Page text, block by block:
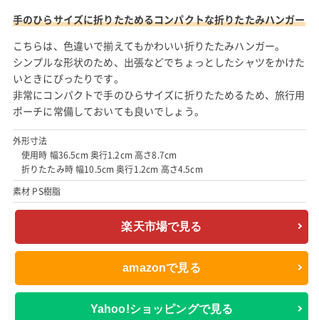
手のひらサイズに折りたためるコンパクトな折りたたみハンガー
こちらは、色違いで揃えてもかわいい折りたたみハンガー。
シンプルな形状のため、出張などでちょっとしたシャツをかけた
いときにぴったりです。
非常にコンパクトで手のひらサイズに折りたためるため、旅行用
ポーチに常備しておいても良いでしょう。
外形寸法
使用時 幅36.5cm 奥行1.2cm 高さ8.7cm
折りたたみ時 幅10.5cm 奥行1.2cm 高さ4.5cm
素材 PS樹脂
楽天市場で見る
amazonで見る
Yahoo!ショッピングで見る